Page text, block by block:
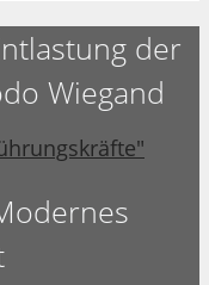
der
Wiegand